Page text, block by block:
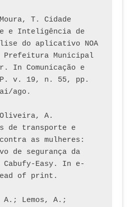
T. Cidade
e Inteligência de
do aplicativo NOA
Prefeitura Municipal
In Comunicação e
v. 19, n. 55, pp.
ago.
Oliveira, A.
de transporte e
as mulheres:
de segurança da
Cabufy-Easy. In e-
of print.
A.; Lemos, A.;